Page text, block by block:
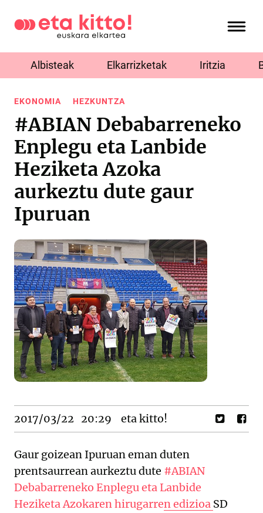
Albisteak Elkarrizketak Iritzia
EKONOMIA HEZKUNTZA
#ABIAN Debabarreneko
Enplegu eta Lanbide
Heziketa Azoka
aurkeztu dute gaur
Ipuruan
2017/03/22 20:29 eta kitto!
Gaur goizean Ipuruan eman duten
prentsaurrean aurkeztu dute #ABIAN
Debabarreneko Enplegu eta Lanbide
Heziketa Azokaren hirugarren edizioa SD